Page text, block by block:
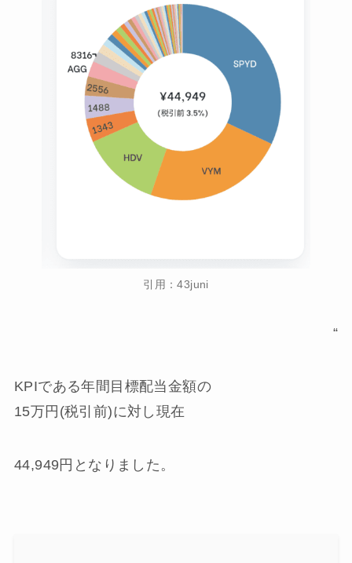
引用：43juni
“
KPIである年間目標配当金額の
15万円(税引前)に対し現在
44,949円となりました。